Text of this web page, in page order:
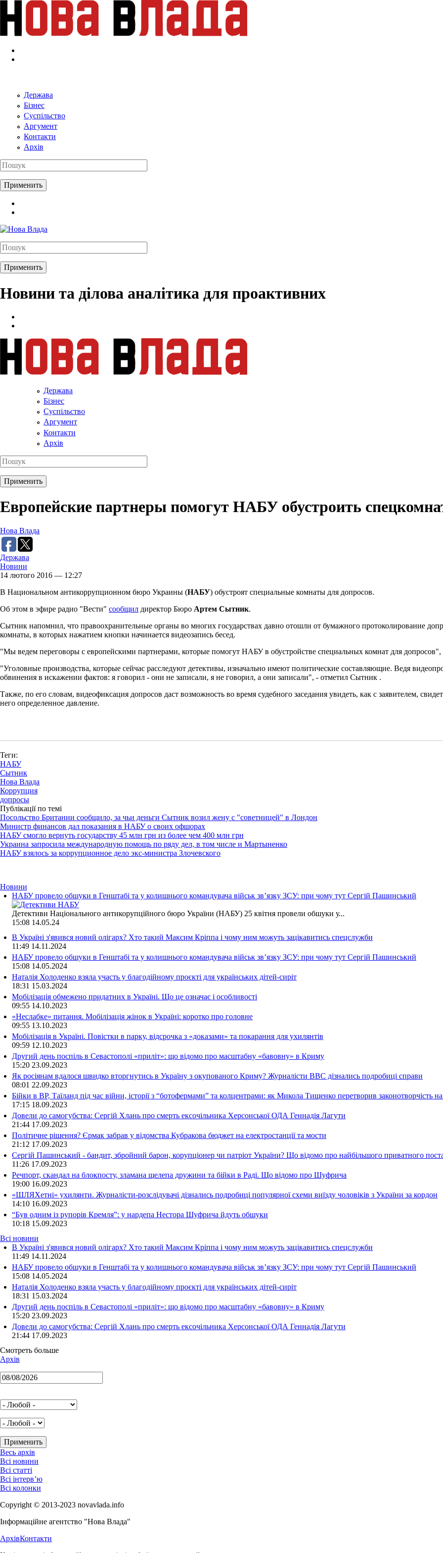
Перейти к основному содержанию
Держава
Бізнес
Суспільство
Аргумент
Контакти
Архів
Новини та ділова аналітика для проактивних
Держава
Бізнес
Суспільство
Аргумент
Контакти
Архів
Европейские партнеры помогут НАБУ обустроить
Нова Влада
Держава
Новини
14 лютого 2016 — 12:27
В Национальном антикоррупционном бюро Украины (НАБУ) обустроят специальные комнаты для допросов.
Об этом в эфире радио "Вести" сообщил директор Бюро Артем Сытник.
Сытник напомнил, что правоохранительные органы во многих государствах давно отошли от бумажного протоколирование
комнаты, в которых нажатием кнопки начинается видеозапись бесед.
"Мы ведем переговоры с европейскими партнерами, которые помогут НАБУ в обустройстве специальных комнат для
"Уголовные производства, которые сейчас расследуют детективы, изначально имеют политические составляющие. Ведя
обвинения в искажении фактов: я говорил - они не записали, я не говорил, а они записали", - отметил Сытник .
Также, по его словам, видеофиксация допросов даст возможность во время судебного заседания увидеть, как с заявителем,
него определенное давление.
Теги:
НАБУ
Сытник
Нова Влада
Коррупция
допросы
Публікації по темі
Посольство Британии сообщило, за чьи деньги Сытник возил жену с "советницей" в Лондон
Министр финансов дал показания в НАБУ о своих офшорах
НАБУ смогло вернуть государству 45 млн грн из более чем 400 млн грн
Украина запросила международную помощь по ряду дел, в том числе и Мартыненко
НАБУ взялось за коррупционное дело экс-министра Злочевского
Новини
НАБУ провело обшуки в Генштабі та у колишнього командувача військ зв’язку ЗСУ: при чому тут Сергій Пашинський
Детективи Національного антикорупційного бюро України (НАБУ) 25 квітня провели обшуки у...
15:08 14.05.24
В Україні з'явився новий олігарх? Хто такий Максим Кріппа і чому ним можуть зацікавитись спецслужби
11:49 14.11.2024
НАБУ провело обшуки в Генштабі та у колишнього командувача військ зв’язку ЗСУ: при чому тут Сергій Пашинський
15:08 14.05.2024
Наталія Холоденко взяла участь у благодійному проєкті для українських дітей-сиріт
18:31 15.03.2024
Мобілізація обмежено придатних в Україні. Що це означає і особливості
09:55 14.10.2023
«Неслабке» питання. Мобілізація жінок в Україні: коротко про головне
09:55 13.10.2023
Мобілізація в Україні. Повістки в парку, відсрочка з «доказами» та покарання для ухилянтів
09:59 12.10.2023
Другий день поспіль в Севастополі «приліт»: що відомо про масштабну «бавовну» в Криму
15:20 23.09.2023
Як росіянам вдалося швидко вторгнутись в Україну з окупованого Криму? Журналісти ВВС дізнались подробиці справи
08:01 22.09.2023
Бійки в ВР, Таїланд під час війни, історії з “ботофермами” та колцентрами: як Микола Тищенко перетворив законотворчість на
17:15 18.09.2023
Довели до самогубства: Сергій Хлань про смерть ексочільника Херсонської ОДА Геннадія Лагути
21:44 17.09.2023
Політичне рішення? Єрмак забрав у відомства Кубракова бюджет на електростанції та мости
21:12 17.09.2023
Сергій Пашинський - бандит, збройний барон, корупціонер чи патріот України? Що відомо про найбільшого приватного
11:26 17.09.2023
Речпорт, скандал на блокпосту, зламана щелепа дружини та бійки в Раді. Що відомо про Шуфрича
19:00 16.09.2023
«ШЛЯХетні» ухилянти. Журналісти-розслідувачі дізнались подробиці популярної схеми виїзду чоловіків з України за кордон
14:10 16.09.2023
“Був одним із рупорів Кремля”: у нардепа Нестора Шуфрича йдуть обшуки
10:18 15.09.2023
Всі новини
В Україні з'явився новий олігарх? Хто такий Максим Кріппа і чому ним можуть зацікавитись спецслужби
11:49 14.11.2024
НАБУ провело обшуки в Генштабі та у колишнього командувача військ зв’язку ЗСУ: при чому тут Сергій Пашинський
15:08 14.05.2024
Наталія Холоденко взяла участь у благодійному проєкті для українських дітей-сиріт
18:31 15.03.2024
Другий день поспіль в Севастополі «приліт»: що відомо про масштабну «бавовну» в Криму
15:20 23.09.2023
Довели до самогубства: Сергій Хлань про смерть ексочільника Херсонської ОДА Геннадія Лагути
21:44 17.09.2023
Смотреть больше
Архів
Весь архів
Всі новини
Всі статті
Всі інтерв’ю
Всі колонки
Copyright © 2013-2023 novavlada.info
Інформаційне агентство "Нова Влада"
АрхівКонтакти